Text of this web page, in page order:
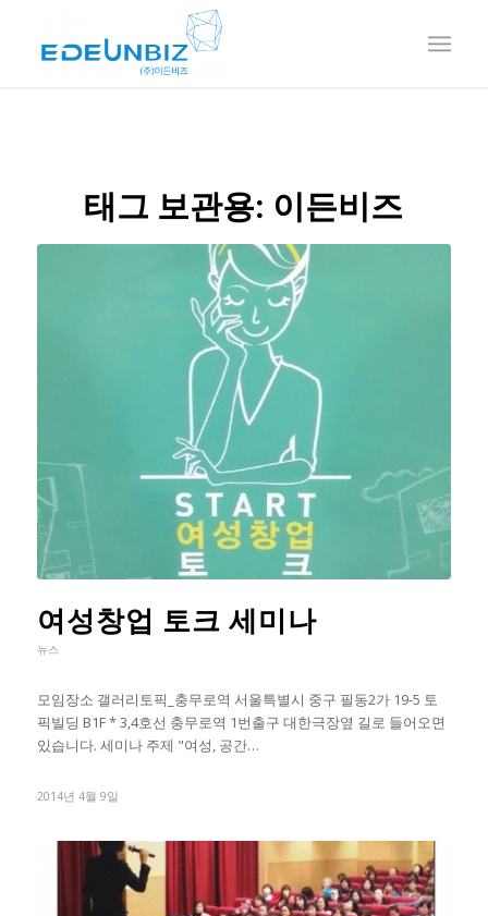
태그 보관용: 이든비즈
여성창업 토크 세미나
뉴스
모임장소 갤러리토픽_충무로역 서울특별시 중구 필동2가 19-5 토
픽빌딩 B1F * 3,4호선 충무로역 1번출구 대한극장옆 길로 들어오면
있습니다. 세미나 주제 "여성, 공간…
2014년 4월 9일